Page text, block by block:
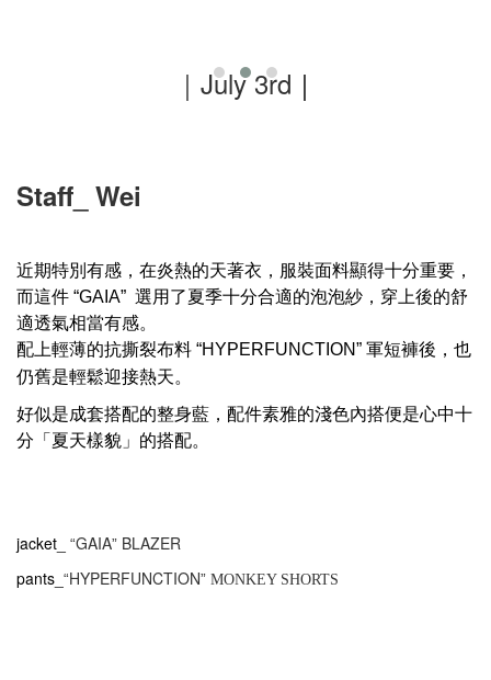
｜July 3rd ｜
Staff_ Wei
近期特別有感，在炎熱的天著衣，服裝面料顯得十分重要，
而這件 “GAIA” 選用了夏季十分合適的泡泡紗，穿上後的舒
適透氣相當有感。
配上輕薄的抗撕裂布料 “HYPERFUNCTION” 軍短褲後，也
仍舊是輕鬆迎接熱天。
好似是成套搭配的整身藍，配件素雅的淺色內搭便是心中十
分「夏天樣貌」的搭配。
jacket_ “GAIA” BLAZER
pants_ “HYPERFUNCTION” MONKEY SHORTS